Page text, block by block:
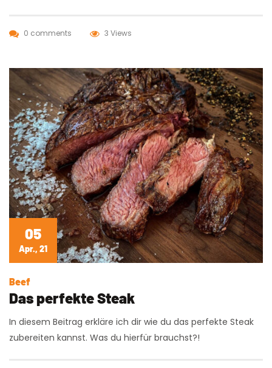
0 comments 3 Views
05
Apr., 21
Beef
Das perfekte Steak
In diesem Beitrag erkläre ich dir wie du das perfekte Steak
zubereiten kannst. Was du hierfür brauchst?!